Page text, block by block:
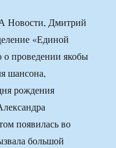
Дмитрий
«Единой
проведении якобы
шансона,
рождения
появилась во
большой